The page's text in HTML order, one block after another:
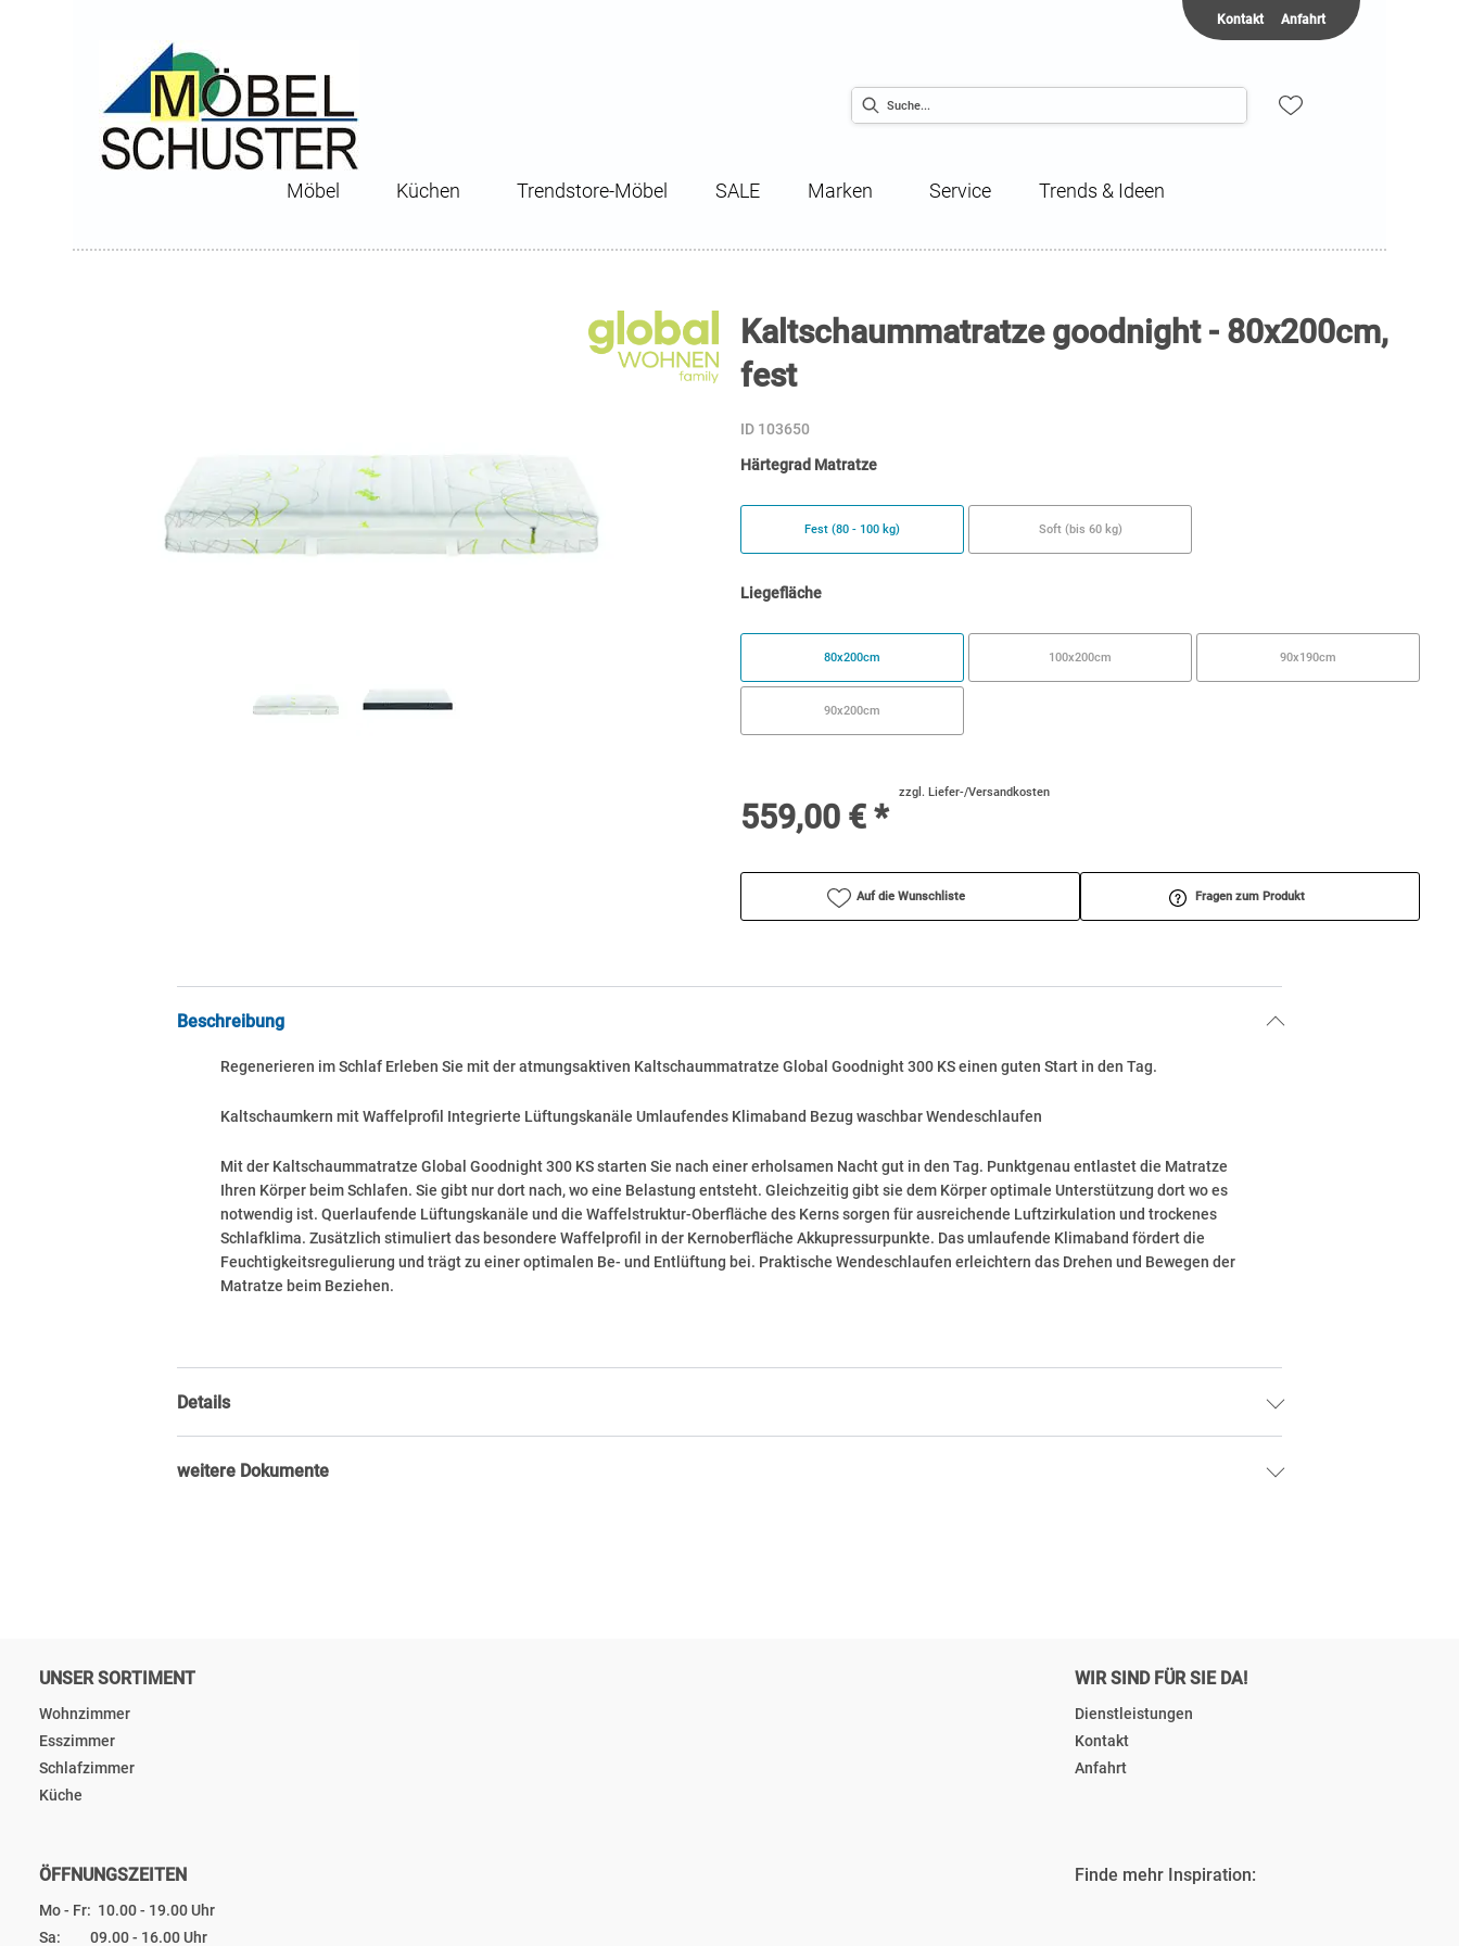
Kontakt Anfahrt
Möbel Küchen Trendstore-Möbel SALE Marken Service Trends & Ideen
Kaltschaummatratze goodnight - 80x200cm,
fest
ID 103650
Härtegrad Matratze
Fest (80 - 100 kg) Soft (bis 60 kg)
Liegefläche
80x200cm 100x200cm 90x190cm
90x200cm
559,00 € *
zzgl. Liefer-/Versandkosten
Auf die Wunschliste Fragen zum Produkt
Beschreibung
Regenerieren im Schlaf Erleben Sie mit der atmungsaktiven Kaltschaummatratze Global Goodnight 300 KS einen guten Start in den Tag.
Kaltschaumkern mit Waffelprofil Integrierte Lüftungskanäle Umlaufendes Klimaband Bezug waschbar Wendeschlaufen
Mit der Kaltschaummatratze Global Goodnight 300 KS starten Sie nach einer erholsamen Nacht gut in den Tag. Punktgenau entlastet die Matratze
Ihren Körper beim Schlafen. Sie gibt nur dort nach, wo eine Belastung entsteht. Gleichzeitig gibt sie dem Körper optimale Unterstützung dort wo es
notwendig ist. Querlaufende Lüftungskanäle und die Waffelstruktur-Oberfläche des Kerns sorgen für ausreichende Luftzirkulation und trockenes
Schlafklima. Zusätzlich stimuliert das besondere Waffelprofil in der Kernoberfläche Akkupressurpunkte. Das umlaufende Klimaband fördert die
Feuchtigkeitsregulierung und trägt zu einer optimalen Be- und Entlüftung bei. Praktische Wendeschlaufen erleichtern das Drehen und Bewegen der
Matratze beim Beziehen.
Details
weitere Dokumente
UNSER SORTIMENT
Wohnzimmer
Esszimmer
Schlafzimmer
Küche
WIR SIND FÜR SIE DA!
Dienstleistungen
Kontakt
Anfahrt
ÖFFNUNGSZEITEN
Mo - Fr: 10.00 - 19.00 Uhr
Sa: 09.00 - 16.00 Uhr
Finde mehr Inspiration: